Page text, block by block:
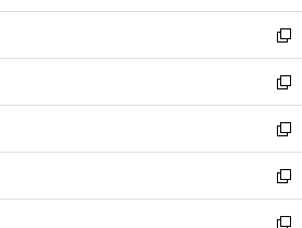
開
く
ウ
で
開
く
ン
ド
ウ
で
開
く
ウ
ィ
ン
ド
ウ
で
開
く
新
し
い
ウ
ィ
ン
ド
ウ
で
新
し
い
ウ
ィ
ン
ド
新
し
い
ウ
新
し